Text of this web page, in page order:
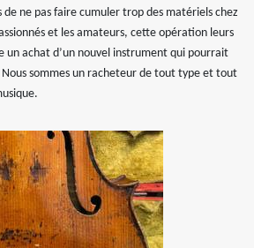
de ne pas faire cumuler trop des matériels chez
et les amateurs, cette opération leurs
un achat d’un nouvel instrument qui pourrait
sommes un racheteur de tout type et tout